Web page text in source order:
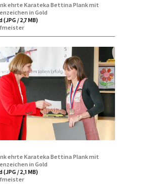
ehrte Karateka Bettina Plank mit
in Gold
/ 2,7 MB)
ehrte Karateka Bettina Plank mit
in Gold
/ 2,1 MB)